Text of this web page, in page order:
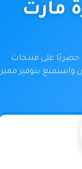
مارت
على منتجات
واستمتع بتوفير مميز